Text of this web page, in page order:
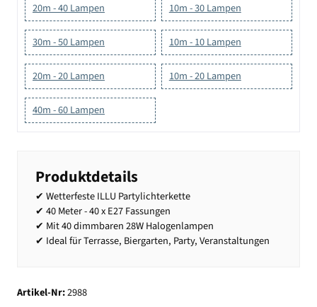
20m - 40 Lampen 10m - 30 Lampen
30m - 50 Lampen 10m - 10 Lampen
20m - 20 Lampen 10m - 20 Lampen
40m - 60 Lampen
Produktdetails
✔ Wetterfeste ILLU Partylichterkette
✔ 40 Meter - 40 x E27 Fassungen
✔ Mit 40 dimmbaren 28W Halogenlampen
✔ Ideal für Terrasse, Biergarten, Party, Veranstaltungen
Artikel-Nr:2988